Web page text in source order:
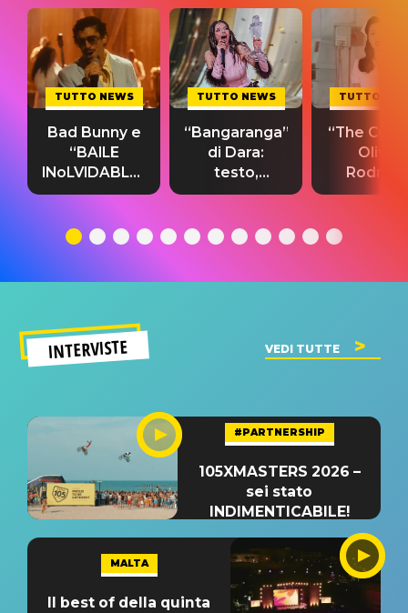
TUTTO NEWS
Bad Bunny e
“BAILE
INoLVIDABLE”:
testo,
significato
TUTTO NEWS
“Bangaranga”
di Dara:
testo,
traduzione e
del singolo
TUTTO
“The
Olivia
testo,
INTERVISTE VEDI TUTTE
#PARTNERSHIP
105XMASTERS 2026 –
sei stato
INDIMENTICABILE!
MALTA
Il best of della quinta